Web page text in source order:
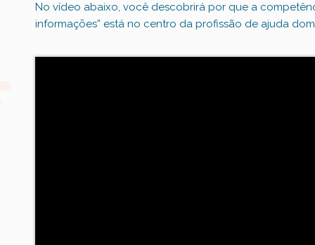
No vídeo abaixo, você descobrirá por que a
informações” está no centro da profissão de ajuda